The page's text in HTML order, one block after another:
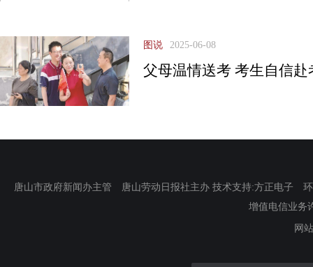
图说 2025-06-08
父母温情送考 考生自信赴
唐山市政府新闻办主管 唐山劳动日报社主办 技术支持:方正电子
增值电信业务
网